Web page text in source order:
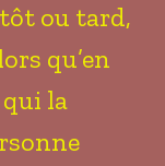
ou tard,
qu’en
qui la